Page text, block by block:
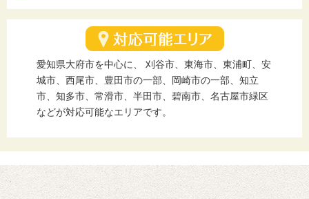
愛知県大府市を中心に、 刈谷市、東海市、東浦町、安
城市、西尾市、豊田市の一部、岡崎市の一部、知立
市、知多市、常滑市、半田市、碧南市、名古屋市緑区
などが対応可能なエリアです。